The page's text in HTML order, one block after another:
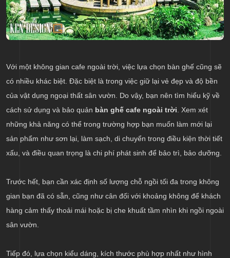
Với một không gian cafe ngoài trời, việc lựa chọn bàn ghế cũng sẽ
có nhiều khác biệt. Đặc biệt là trong việc giữ lại vẻ đẹp và độ bền
của vật dụng ngoại thất sân vườn. Do vậy, bạn nên tìm hiểu kỹ về
cách sử dụng và bảo quản bàn ghế cafe ngoài trời . Xem xét
những khả năng có thể trong trường hợp bạn muốn làm mới lại
sản phẩm như sơn lại, làm sạch, di chuyển trong điều kiện thời tiết
xấu, và điều quan trọng là chi phí phát sinh để bảo trì, bảo dưỡng.
Trước hết, bạn cần xác định số lượng chỗ ngồi tối đa trong không
gian bạn đã có sẵn, cũng như cân đối với khoảng không để khách
hàng cảm thấy thoải mái hoặc bị che khuất tầm nhìn khi ngồi ngoài
sân vườn.
Tiếp đó, lựa chọn kiểu dáng, kích thước phù hợp nhất như hình